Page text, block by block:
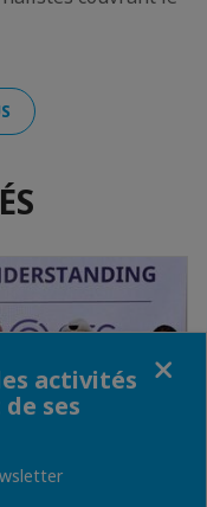
activités
ses